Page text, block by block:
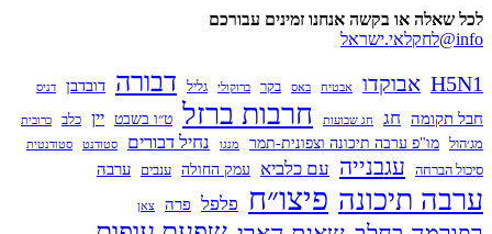
או בקשה אנחנו זמינים עבורכם
אבוקדו אבטיח באס בקר ברוקולי גליל דבורה דובדבן דניס
חג חג שבועות חרבות ברזל ט״ו בשבט יין כלב כרובית
מו"פ ערבה תיכונה וצפונית-תמר מנגו נחיל דבורים סטודנט סטודנטית
עגבנייה עם כלביא עמק החולה ענבים ערבה
תיכונה פיצו״ח פלפל פרה צאן